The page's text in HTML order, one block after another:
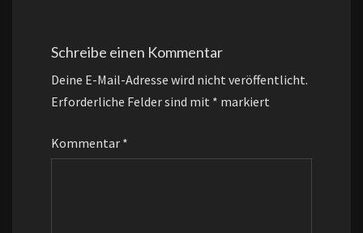
Schreibe einen Kommentar
Deine E-Mail-Adresse wird nicht veröffentlicht.
Erforderliche Felder sind mit * markiert
Kommentar *